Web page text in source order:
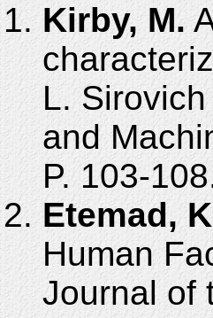
Kirby, M.
L.
and
P. 103-
Etemad,
Human
Journal of